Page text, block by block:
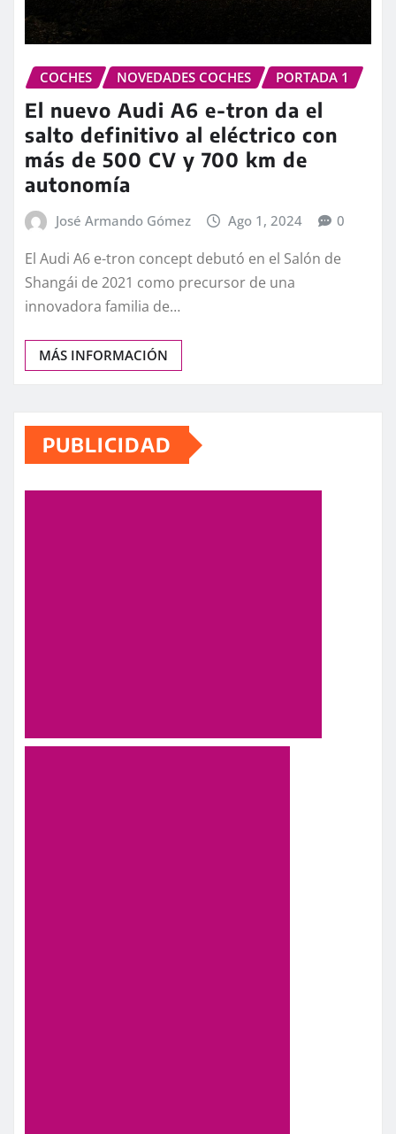
COCHES NOVEDADES COCHES PORTADA 1
El nuevo Audi A6 e-tron da el
salto definitivo al eléctrico con
más de 500 CV y 700 km de
autonomía
José Armando Gómez Ago 1, 2024 0
El Audi A6 e-tron concept debutó en el Salón de
Shangái de 2021 como precursor de una
innovadora familia de…
MÁS INFORMACIÓN
PUBLICIDAD